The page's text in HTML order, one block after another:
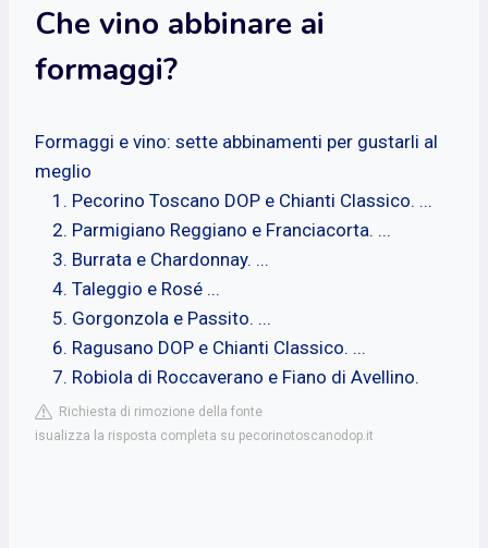
Che vino abbinare ai
formaggi?
Formaggi e vino: sette abbinamenti per gustarli al
meglio
Pecorino Toscano DOP e Chianti Classico. ...
Parmigiano Reggiano e Franciacorta. ...
Burrata e Chardonnay. ...
Taleggio e Rosé ...
Gorgonzola e Passito. ...
Ragusano DOP e Chianti Classico. ...
Robiola di Roccaverano e Fiano di Avellino.
Richiesta di rimozione della fonte
isualizza la risposta completa su pecorinotoscanodop.it